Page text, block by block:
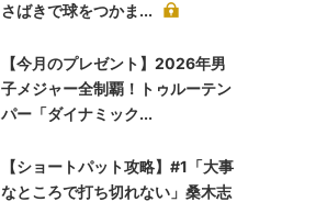
さばきで球をつかま...
【今月のプレゼント】2026年男
子メジャー全制覇！トゥルーテン
パー「ダイナミック...
【ショートパット攻略】#1「大事
なところで打ち切れない」桑木志